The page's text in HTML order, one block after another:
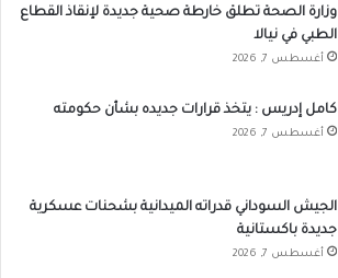
وزارة الصحة تطلق خارطة صحية جديدة لإنقاذ القطاع
الطبي في نيالا
أغسطس 7, 2026
كامل إدريس : يتخذ قرارات جديده بشأن حكومته
أغسطس 7, 2026
الجيش السوداني قدراته الميدانية بشحنات عسكرية
جديدة باكستانية
أغسطس 7, 2026